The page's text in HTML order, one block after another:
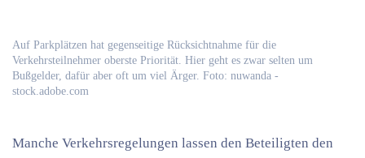
Auf Parkplätzen hat gegenseitige Rücksichtnahme für die
Verkehrsteilnehmer oberste Priorität. Hier geht es zwar selten um
Bußgelder, dafür aber oft um viel Ärger. Foto: nuwanda -
stock.adobe.com
Manche Verkehrsregelungen lassen den Beteiligten den